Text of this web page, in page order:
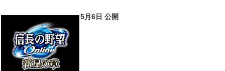
5月6日 公開